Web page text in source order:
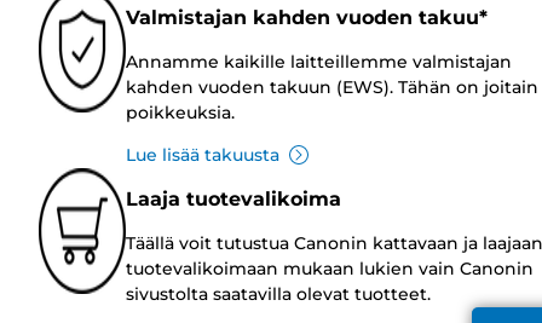
Valmistajan kahden vuoden takuu*
Annamme kaikille laitteillemme valmistajan
kahden vuoden takuun (EWS). Tähän on joitain
poikkeuksia.
Lue lisää takuusta
Laaja tuotevalikoima
Täällä voit tutustua Canonin kattavaan ja laajaan
tuotevalikoimaan mukaan lukien vain Canonin
sivustolta saatavilla olevat tuotteet.